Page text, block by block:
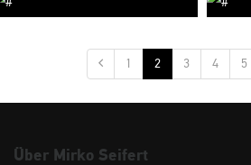
1 2 3 4 5
Über Mirko Seifert